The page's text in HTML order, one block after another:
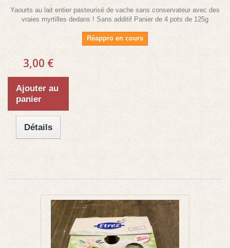
Yaourts au lait entier pasteurisé de vache sans conservateur avec des
vraies myrtilles dedans ! Sans additif Panier de 4 pots de 125g
Réappro en cours
3,00 €
Ajouter au
panier
Détails